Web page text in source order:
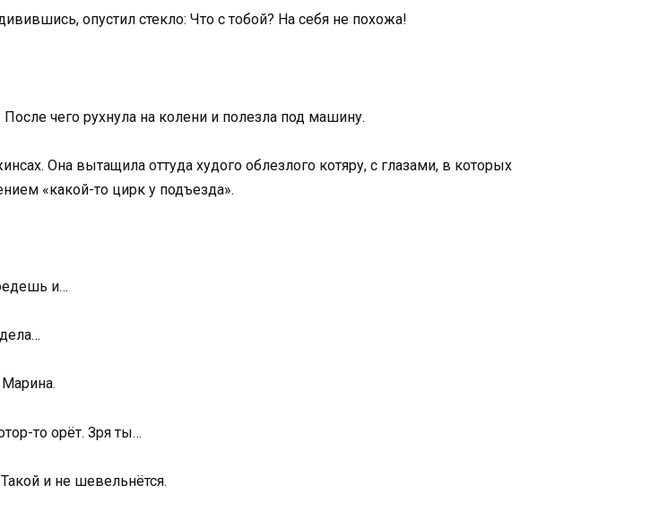
опустил стекло: Что с тобой? На себя не похожа!
чего рухнула на колени и полезла под машину.
Она вытащила оттуда худого облезлого котяру, с глазами, в которых
«какой-то цирк у подъезда».
и…
то орёт. Зря ты…
и не шевельнётся.